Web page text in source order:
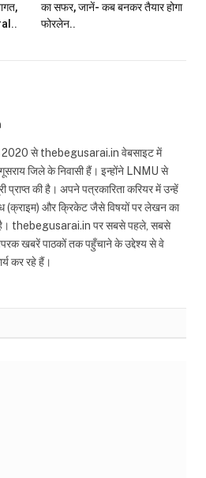
का सफर, जानें- कब बनकर तैयार होगा
फोरलेन..
LinkedIn
2020 से thebegusarai.in वेबसाइट में
जिले के निवासी हैं। इन्होंने LNMU से
प्राप्त की है। अपने पत्रकारिता करियर में उन्हें
(क्राइम) और क्रिकेट जैसे विषयों पर लेखन का
thebegusarai.in पर सबसे पहले, सबसे
खबरें पाठकों तक पहुँचाने के उद्देश्य से वे
कर रहे हैं।